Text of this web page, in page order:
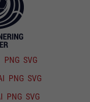
PNG SVG
PNG SVG
PNG SVG